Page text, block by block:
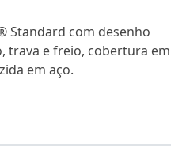
Standard com desenho
trava e freio, cobertura
em aço.